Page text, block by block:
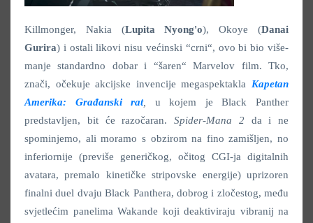
Killmonger, Nakia (Lupita Nyong'o), Okoye (Danai
Gurira) i ostali likovi nisu većinski “crni“, ovo bi bio više-
manje standardno dobar i “šaren“ Marvelov film. Tko,
znači, očekuje akcijske invencije megaspektakla Kapetan
Amerika: Građanski rat,
u kojem je Black Panther
predstavljen, bit će razočaran. Spider-Mana 2 da i ne
spominjemo, ali moramo s obzirom na fino zamišljen, no
inferiornije (previše generičkog, očitog CGI-ja digitalnih
avatara, premalo kinetičke stripovske energije) uprizoren
finalni duel dvaju Black Panthera, dobrog i zločestog, među
svjetlećim panelima Wakande koji deaktiviraju vibranij na